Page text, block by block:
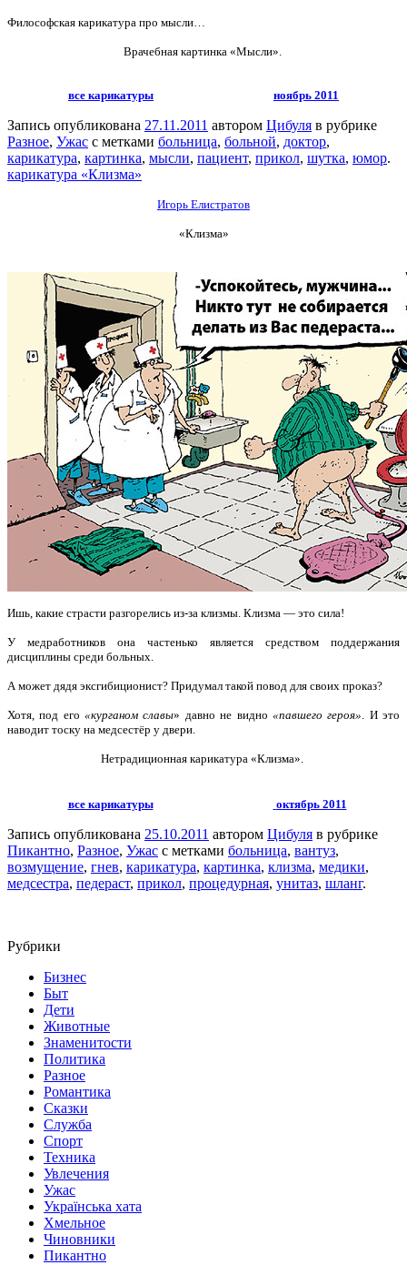
Философская карикатура про мысли…
Врачебная картинка «Мысли».
все карикатуры ноябрь 2011
Запись опубликована 27.11.2011 автором Цибуля в рубрике
Разное, Ужас с метками больница, больной, доктор,
карикатура, картинка, мысли, пациент, прикол, шутка, юмор.
карикатура «Клизма»
Игорь Елистратов
«Клизма»
Ишь, какие страсти разгорелись из-за клизмы. Клизма — это сила!
У медработников она частенько является средством поддержания
дисциплины среди больных.
А может дядя эксгибиционист? Придумал такой повод для своих проказ?
Хотя, под его«курганом славы» давно не видно «павшего героя». И это
наводит тоску на медсестёр у двери.
Нетрадиционная карикатура «Клизма».
все карикатуры октябрь 2011
Запись опубликована 25.10.2011 автором Цибуля в рубрике
Пикантно, Разное, Ужас с метками больница, вантуз,
возмущение, гнев, карикатура, картинка, клизма, медики,
медсестра, педераст, прикол, процедурная, унитаз, шланг.
Рубрики
Бизнес
Быт
Дети
Животные
Знаменитости
Политика
Разное
Романтика
Сказки
Служба
Спорт
Техника
Увлечения
Ужас
Українська хата
Хмельное
Чиновники
Пикантно